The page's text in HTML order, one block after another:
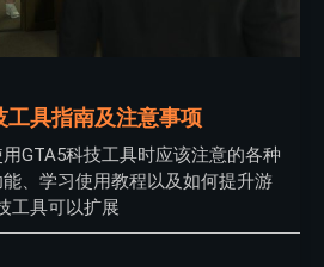
工具指南及注意事项
GTA5科技工具时应该注意的各种
、学习使用教程以及如何提升游
工具可以扩展